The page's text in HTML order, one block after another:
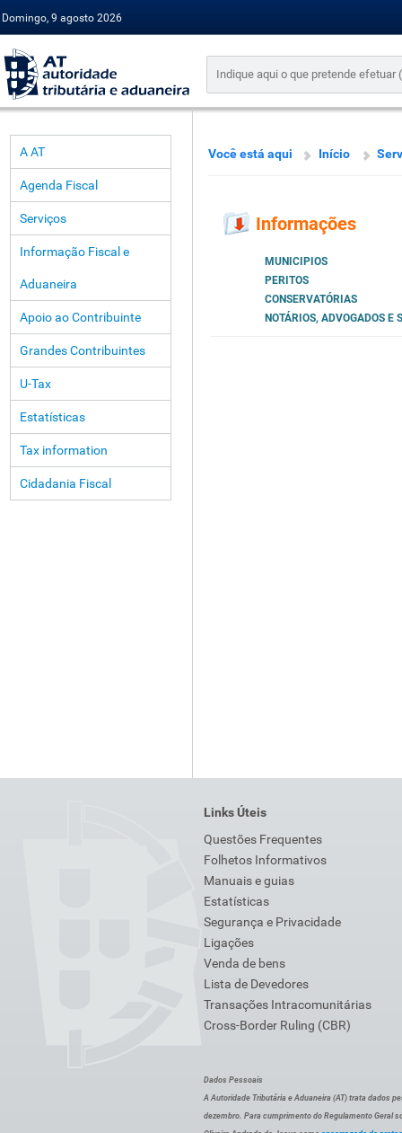
Domingo, 9 agosto 2026
A AT
Agenda Fiscal
Serviços
Informação Fiscal e
Aduaneira
Apoio ao Contribuinte
Grandes Contribuintes
U-Tax
Estatísticas
Tax information
Cidadania Fiscal
Você está aqui Início
Informações
MUNICIPIOS
PERITOS
CONSERVATÓRIAS
NOTÁRIOS, ADVOGADOS E
Links Úteis
Questões Frequentes
Folhetos Informativos
Manuais e guias
Estatísticas
Segurança e Privacidade
Ligações
Venda de bens
Lista de Devedores
Transações Intracomunitárias
Cross-Border Ruling (CBR)
Dados Pessoais
A Autoridade Tributária e Aduaneira (AT) trata dados
dezembro. Para cumprimento do Regulamento Geral